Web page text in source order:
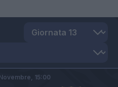
15:00